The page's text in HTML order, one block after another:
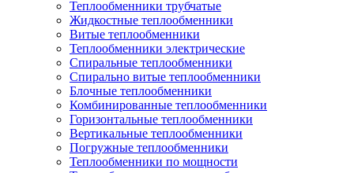
Теплообменники трубчатые
Жидкостные теплообменники
Витые теплообменники
Теплообменники электрические
Спиральные теплообменники
Спирально витые теплообменники
Блочные теплообменники
Комбинированные теплообменники
Горизонтальные теплообменники
Вертикальные теплообменники
Погружные теплообменники
Теплообменники по мощности